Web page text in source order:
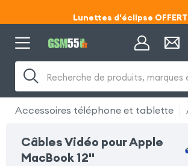
Code ECLIPSE55
Code ECLIPSE55
Recherche de produits, marques
Accessoires téléphone et tablette
Câbles Vidéo pour Apple
MacBook 12''